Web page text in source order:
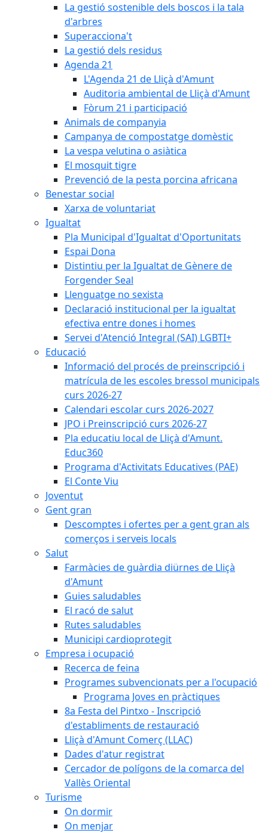
La gestió sostenible dels boscos i la tala
d'arbres
Superacciona't
La gestió dels residus
Agenda 21
L'Agenda 21 de Lliçà d'Amunt
Auditoria ambiental de Lliçà d'Amunt
Fòrum 21 i participació
Animals de companyia
Campanya de compostatge domèstic
La vespa velutina o asiàtica
El mosquit tigre
Prevenció de la pesta porcina africana
Benestar social
Xarxa de voluntariat
Igualtat
Pla Municipal d'Igualtat d'Oportunitats
Espai Dona
Distintiu per la Igualtat de Gènere de
Forgender Seal
Llenguatge no sexista
Declaració institucional per la igualtat
efectiva entre dones i homes
Servei d'Atenció Integral (SAI) LGBTI+
Educació
Informació del procés de preinscripció i
matrícula de les escoles bressol municipals
curs 2026-27
Calendari escolar curs 2026-2027
JPO i Preinscripció curs 2026-27
Pla educatiu local de Lliçà d'Amunt.
Educ360
Programa d'Activitats Educatives (PAE)
El Conte Viu
Joventut
Gent gran
Descomptes i ofertes per a gent gran als
comerços i serveis locals
Salut
Farmàcies de guàrdia diürnes de Lliçà
d'Amunt
Guies saludables
El racó de salut
Rutes saludables
Municipi cardioprotegit
Empresa i ocupació
Recerca de feina
Programes subvencionats per a l'ocupació
Programa Joves en pràctiques
8a Festa del Pintxo - Inscripció
d'establiments de restauració
Lliçà d'Amunt Comerç (LLAC)
Dades d'atur registrat
Cercador de polígons de la comarca del
Vallès Oriental
Turisme
On dormir
On menjar